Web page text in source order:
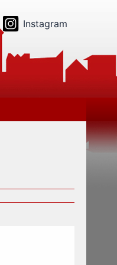
Instagram